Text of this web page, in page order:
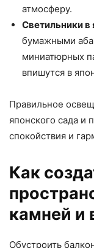
атмосферу.
Светильники в
бумажными
миниатюрных
впишутся в
Правильное
японского сада и
спокойствия и
Как
камней и
Обустроить